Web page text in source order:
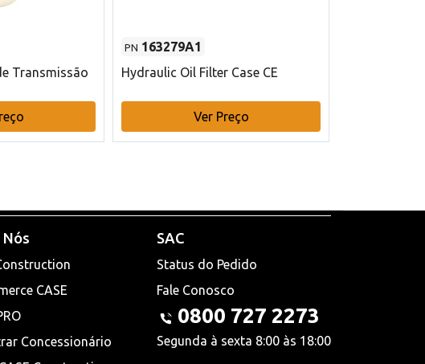
Transmissão
PN 163279A1
Hydraulic Oil Filter Case CE
Ver Preço
Nós
CASE
Concessionário
SAC
Status do Pedido
Fale Conosco
0800 727 2273
Segunda à sexta 8:00 às 18:00